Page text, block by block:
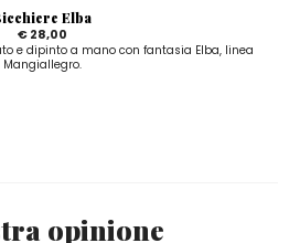
Elba
€ 28,00
e dipinto a mano con fantasia Elba, linea
Mangiallegro.
opinione